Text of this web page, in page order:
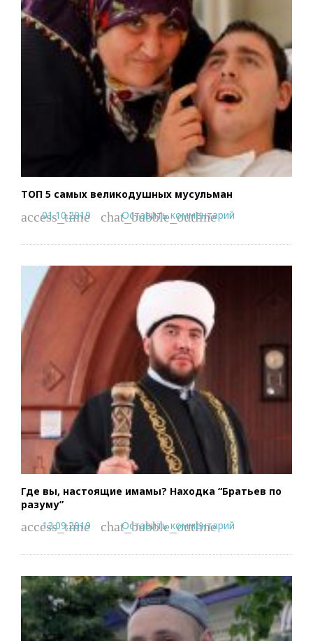
ТОП 5 самых великодушных мусульман
access_time
01.10.2019 chat_bubble_outline
Оставить комментарий
Где вы, настоящие имамы? Находка “Братьев по
разуму”
access_time
12.09.2019 chat_bubble_outline
Оставить комментарий